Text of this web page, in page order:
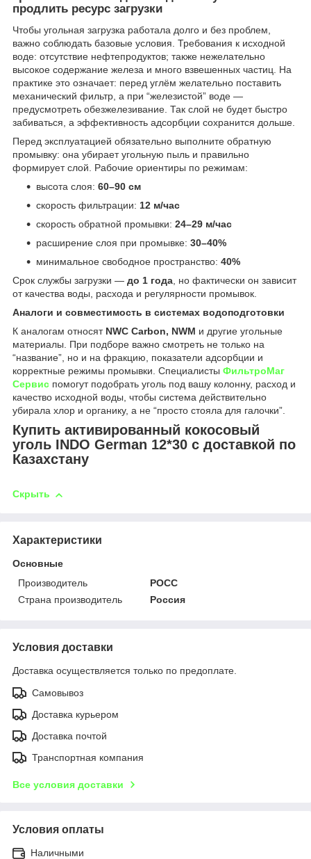
продлить ресурс загрузки
Чтобы угольная загрузка работала долго и без проблем,
важно соблюдать базовые условия. Требования к исходной
воде: отсутствие нефтепродуктов; также нежелательно
высокое содержание железа и много взвешенных частиц. На
практике это означает: перед углём желательно поставить
механический фильтр, а при “железистой” воде —
предусмотреть обезжелезивание. Так слой не будет быстро
забиваться, а эффективность адсорбции сохранится дольше.
Перед эксплуатацией обязательно выполните обратную
промывку: она убирает угольную пыль и правильно
формирует слой. Рабочие ориентиры по режимам:
высота слоя: 60–90 см
скорость фильтрации: 12 м/час
скорость обратной промывки: 24–29 м/час
расширение слоя при промывке: 30–40%
минимальное свободное пространство: 40%
Срок службы загрузки — до 1 года , но фактически он зависит
от качества воды, расхода и регулярности промывок.
Аналоги и совместимость в системах водоподготовки
К аналогам относят NWC Carbon, NWM и другие угольные
материалы. При подборе важно смотреть не только на
“название”, но и на фракцию, показатели адсорбции и
корректные режимы промывки. Специалисты ФильтроМаг
Сервис помогут подобрать уголь под вашу колонну, расход и
качество исходной воды, чтобы система действительно
убирала хлор и органику, а не “просто стояла для галочки”.
Купить активированный кокосовый
уголь INDO German 12*30 с доставкой по
Казахстану
Скрыть
Характеристики
Основные
Производитель
РОСС
Страна производитель
Россия
Условия доставки
Доставка осуществляется только по предоплате.
Самовывоз
Доставка курьером
Доставка почтой
Транспортная компания
Все условия доставки
Условия оплаты
Наличными